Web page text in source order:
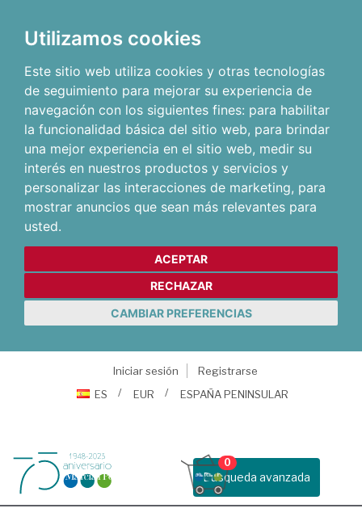
Utilizamos cookies
Este sitio web utiliza cookies y otras tecnologías
de seguimiento para mejorar su experiencia de
navegación con los siguientes fines: para habilitar
la funcionalidad básica del sitio web, para brindar
una mejor experiencia en el sitio web, medir su
interés en nuestros productos y servicios y
personalizar las interacciones de marketing, para
mostrar anuncios que sean más relevantes para
usted.
ACEPTAR
RECHAZAR
CAMBIAR PREFERENCIAS
Iniciar sesión
Registrarse
ES
EUR ESPAÑA PENINSULAR
Busqueda avanzada
0